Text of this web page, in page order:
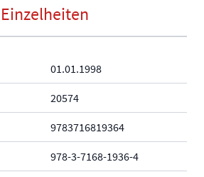
Einzelheiten
01.01.1998
20574
9783716819364
978-3-7168-1936-4